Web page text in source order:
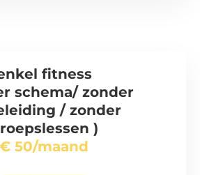
fitness
schema/ zonder
/ zonder
)
€ 50/maand